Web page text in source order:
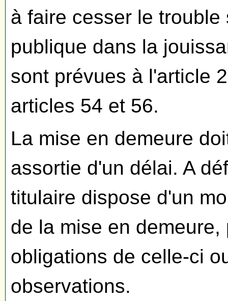
à faire cesser le
publique dans la
sont prévues à l'article
articles 54 et 56.
La mise en demeure
assortie d'un délai. A
titulaire dispose d'un
de la mise en
obligations de celle-ci
observations.